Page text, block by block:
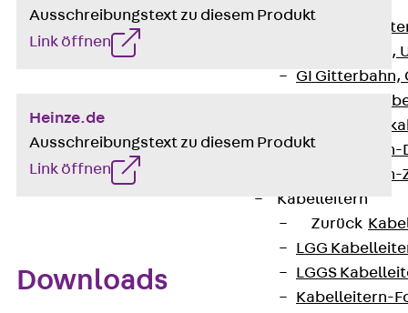
G Gitterbahn,
GI Gitterbahn,
GTD
GTDW
Gitterbahnen-
Kabelleitern
Zurück
LGG
LGGS
Kabelleitern-
Ausschreibungstext zu diesem Produkt
Link öffnen
Heinze.de
Ausschreibungstext zu diesem Produkt
Link öffnen
Downloads